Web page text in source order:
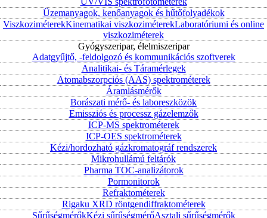
Üzemanyagok, kenőanyagok és hűtőfolyadékok
ViszkoziméterekKinematikai viszkoziméterekLaboratóriumi és online
viszkoziméterek
Gyógyszeripar, élelmiszeripar
Adatgyűjtő, -feldolgozó és kommunikációs szoftverek
Analitikai- és Táramérlegek
Atomabszorpciós (AAS) spektrométerek
Áramlásmérők
Borászati mérő- és laboreszközök
Emissziós és processz gázelemzők
ICP-MS spektrométerek
ICP-OES spektrométerek
Kézi/hordozható gázkromatográf rendszerek
Mikrohullámú feltárók
Pharma TOC-analizátorok
Pormonitorok
Refraktométerek
Rigaku XRD röntgendiffraktométerek
SűrűségmérőkKézi sűrűségmérőAsztali sűrűségmérők